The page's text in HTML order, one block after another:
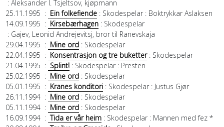
: Aleksander I. Tsjeltsov, kjøpmann
25.11.1995 : Ein folkefiende: Skodespelar: Boktrykkar Aslaksen
14.09.1995 : Kirsebærhagen: Skodespelar
: Gajev, Leonid Andrejevitsj, bror til Ranevskaja
29.04.1995 : Mine ord: Skodespelar
22.04.1995 : Konsentrasjon og tre buketter: Skodespelar
21.04.1995 : Splint!: Skodespelar: Presten
25.02.1995 : Mine ord: Skodespelar
05.01.1995 : Kranes konditori: Skodespelar: Justus Gjør
26.11.1994: Mine ord: Skodespelar
05.11.1994: Mine ord: Skodespelar
16.09.1994: Tida er vår heim: Skodespelar: Mannen med fez *